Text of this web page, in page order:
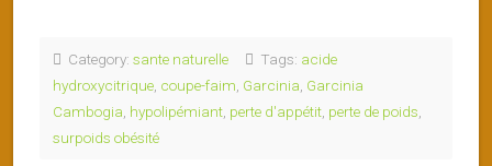
Category: sante naturelle Tags: acide
hydroxycitrique coupe-faim Garcinia Garcinia
Cambogia hypolipémiant perte d'appétit perte de poids
surpoids obésité